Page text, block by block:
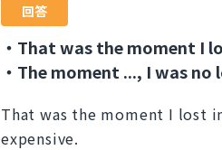
回答
・That was the moment I
・The moment ..., I was no
That was the moment I lost
expensive.